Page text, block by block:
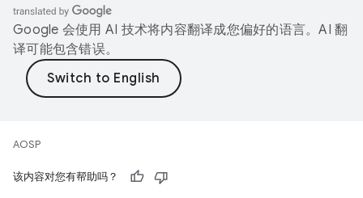
Google 会使用 AI 技术将内容翻译成您偏好的语言。AI 翻
译可能包含错误。
AOSP
该内容对您有帮助吗？